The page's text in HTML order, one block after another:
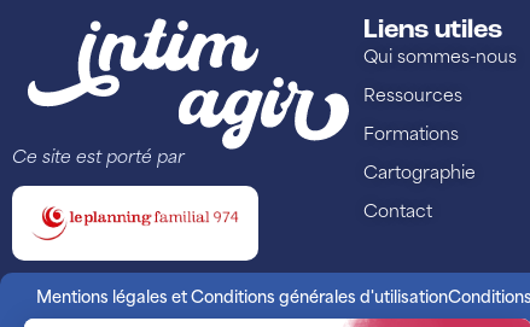
Ce site est porté par
Liens utiles
Qui sommes-nous
Ressources
Formations
Cartographie
Contact
Mentions légales et Conditions générales d'utilisation